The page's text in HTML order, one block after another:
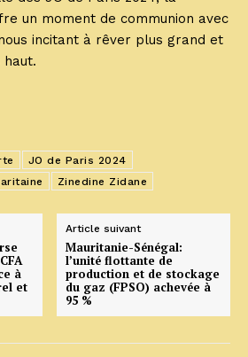
un moment de communion avec
incitant à rêver plus grand et
JO de Paris 2024
Zinedine Zidane
à
et
Article suivant
Mauritanie-Sénégal:
l’unité flottante de
production et de stockage
du gaz (FPSO) achevée à
95 %